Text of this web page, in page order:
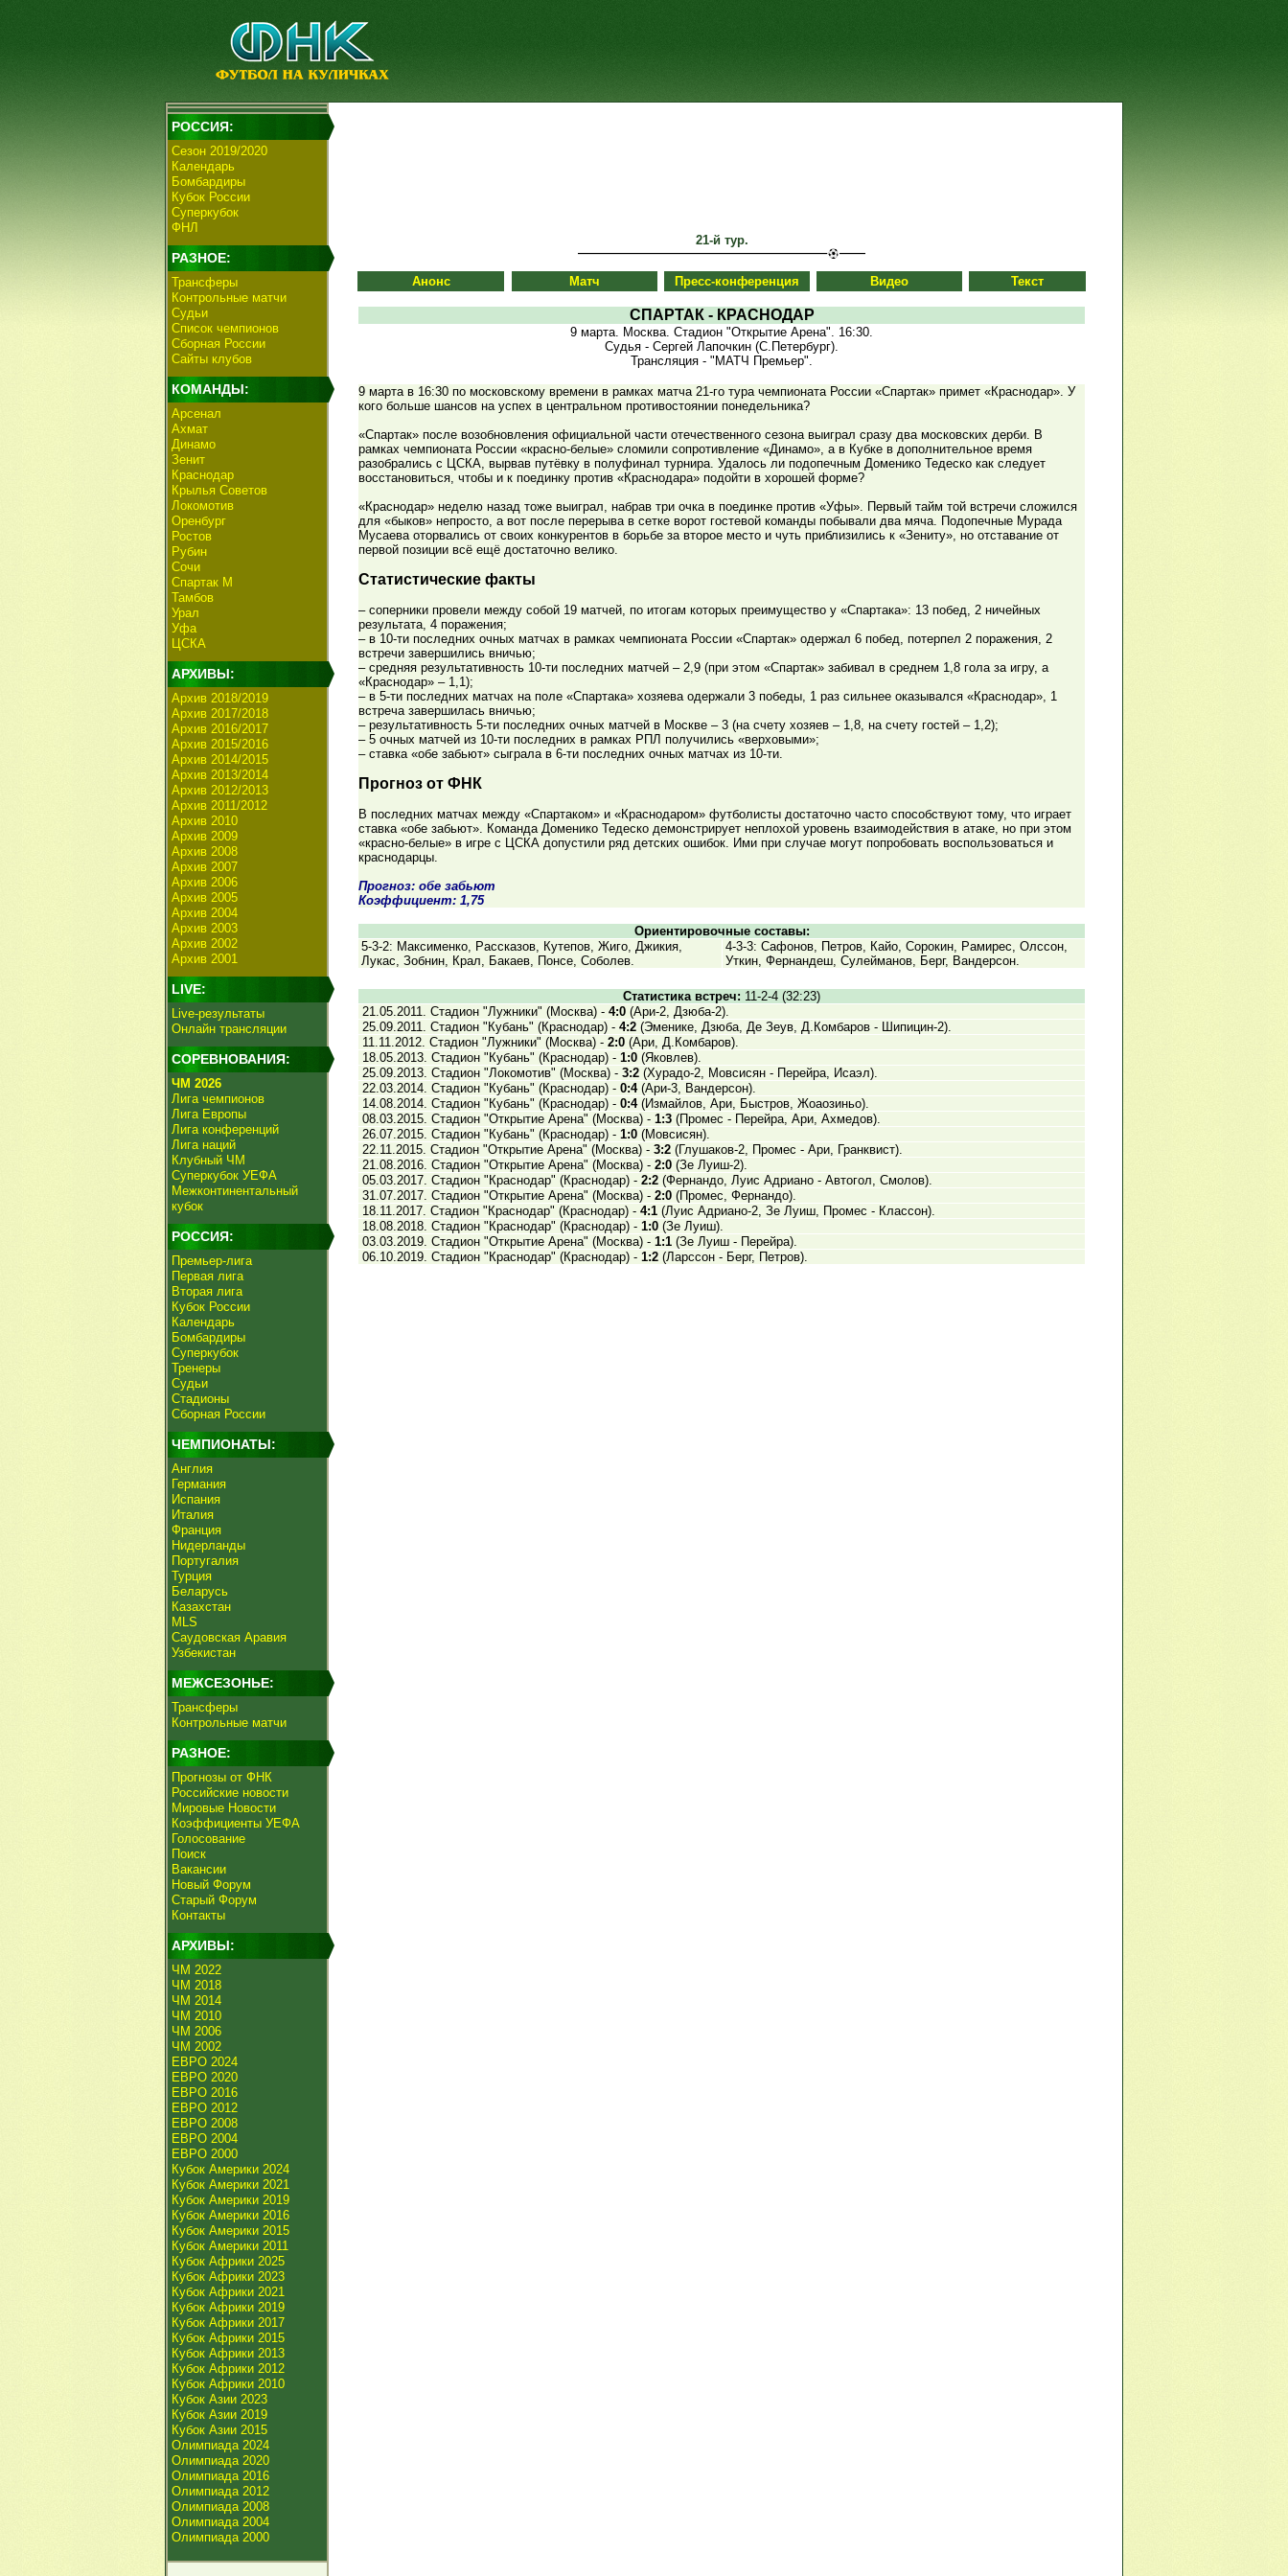
РОССИЯ:
Сезон 2019/2020
Календарь
Бомбардиры
Кубок России
Суперкубок
ФНЛ
РАЗНОЕ:
Трансферы
Контрольные матчи
Судьи
Список чемпионов
Сборная России
Сайты клубов
КОМАНДЫ:
Арсенал
Ахмат
Динамо
Зенит
Краснодар
Крылья Советов
Локомотив
Оренбург
Ростов
Рубин
Сочи
Спартак М
Тамбов
Урал
Уфа
ЦСКА
АРХИВЫ:
Архив 2018/2019
Архив 2017/2018
Архив 2016/2017
Архив 2015/2016
Архив 2014/2015
Архив 2013/2014
Архив 2012/2013
Архив 2011/2012
Архив 2010
Архив 2009
Архив 2008
Архив 2007
Архив 2006
Архив 2005
Архив 2004
Архив 2003
Архив 2002
Архив 2001
LIVE:
Live-результаты
Онлайн трансляции
СОРЕВНОВАНИЯ:
ЧМ 2026
Лига чемпионов
Лига Европы
Лига конференций
Лига наций
Клубный ЧМ
Суперкубок УЕФА
Межконтинентальный
кубок
РОССИЯ:
Премьер-лига
Первая лига
Вторая лига
Кубок России
Календарь
Бомбардиры
Суперкубок
Тренеры
Судьи
Стадионы
Сборная России
ЧЕМПИОНАТЫ:
Англия
Германия
Испания
Италия
Франция
Нидерланды
Португалия
Турция
Беларусь
Казахстан
MLS
Саудовская Аравия
Узбекистан
МЕЖСЕЗОНЬЕ:
Трансферы
Контрольные матчи
РАЗНОЕ:
Прогнозы от ФНК
Российские новости
Мировые Новости
Коэффициенты УЕФА
Голосование
Поиск
Вакансии
Новый Форум
Старый Форум
Контакты
АРХИВЫ:
ЧМ 2022
ЧМ 2018
ЧМ 2014
ЧМ 2010
ЧМ 2006
ЧМ 2002
ЕВРО 2024
ЕВРО 2020
ЕВРО 2016
ЕВРО 2012
ЕВРО 2008
ЕВРО 2004
ЕВРО 2000
Кубок Америки 2024
Кубок Америки 2021
Кубок Америки 2019
Кубок Америки 2016
Кубок Америки 2015
Кубок Америки 2011
Кубок Африки 2025
Кубок Африки 2023
Кубок Африки 2021
Кубок Африки 2019
Кубок Африки 2017
Кубок Африки 2015
Кубок Африки 2013
Кубок Африки 2012
Кубок Африки 2010
Кубок Азии 2023
Кубок Азии 2019
Кубок Азии 2015
Олимпиада 2024
Олимпиада 2020
Олимпиада 2016
Олимпиада 2012
Олимпиада 2008
Олимпиада 2004
Олимпиада 2000
21-й тур.
Анонс Матч Пресс-конференция Видео Текст
СПАРТАК - КРАСНОДАР
9 марта. Москва. Стадион "Открытие Арена". 16:30.
Судья - Сергей Лапочкин (С.Петербург).
Трансляция - "МАТЧ Премьер".
9 марта в 16:30 по московскому времени в рамках матча 21-го тура чемпионата России «Спартак» примет «Краснодар». У
кого больше шансов на успех в центральном противостоянии понедельника?
«Спартак» после возобновления официальной части отечественного сезона выиграл сразу два московских дерби. В
рамках чемпионата России «красно-белые» сломили сопротивление «Динамо», а в Кубке в дополнительное время
разобрались с ЦСКА, вырвав путёвку в полуфинал турнира. Удалось ли подопечным Доменико Тедеско как следует
восстановиться, чтобы и к поединку против «Краснодара» подойти в хорошей форме?
«Краснодар» неделю назад тоже выиграл, набрав три очка в поединке против «Уфы». Первый тайм той встречи сложился
для «быков» непросто, а вот после перерыва в сетке ворот гостевой команды побывали два мяча. Подопечные Мурада
Мусаева оторвались от своих конкурентов в борьбе за второе место и чуть приблизились к «Зениту», но отставание от
первой позиции всё ещё достаточно велико.
Статистические факты
– соперники провели между собой 19 матчей, по итогам которых преимущество у «Спартака»: 13 побед, 2 ничейных
результата, 4 поражения;
– в 10-ти последних очных матчах в рамках чемпионата России «Спартак» одержал 6 побед, потерпел 2 поражения, 2
встречи завершились вничью;
– средняя результативность 10-ти последних матчей – 2,9 (при этом «Спартак» забивал в среднем 1,8 гола за игру, а
«Краснодар» – 1,1);
– в 5-ти последних матчах на поле «Спартака» хозяева одержали 3 победы, 1 раз сильнее оказывался «Краснодар», 1
встреча завершилась вничью;
– результативность 5-ти последних очных матчей в Москве – 3 (на счету хозяев – 1,8, на счету гостей – 1,2);
– 5 очных матчей из 10-ти последних в рамках РПЛ получились «верховыми»;
– ставка «обе забьют» сыграла в 6-ти последних очных матчах из 10-ти.
Прогноз от ФНК
В последних матчах между «Спартаком» и «Краснодаром» футболисты достаточно часто способствуют тому, что играет
ставка «обе забьют». Команда Доменико Тедеско демонстрирует неплохой уровень взаимодействия в атаке, но при этом
«красно-белые» в игре с ЦСКА допустили ряд детских ошибок. Ими при случае могут попробовать воспользоваться и
краснодарцы.
Прогноз: обе забьют
Коэффициент: 1,75
Ориентировочные составы:
5-3-2: Максименко, Рассказов, Кутепов, Жиго, Джикия,
Лукас, Зобнин, Крал, Бакаев, Понсе, Соболев.
4-3-3: Сафонов, Петров, Кайо, Сорокин, Рамирес, Олссон,
Уткин, Фернандеш, Сулейманов, Берг, Вандерсон.
Статистика встреч: 11-2-4 (32:23)
21.05.2011. Стадион "Лужники" (Москва) - 4:0 (Ари-2, Дзюба-2).
25.09.2011. Стадион "Кубань" (Краснодар) - 4:2 (Эменике, Дзюба, Де Зеув, Д.Комбаров - Шипицин-2).
11.11.2012. Стадион "Лужники" (Москва) - 2:0 (Ари, Д.Комбаров).
18.05.2013. Стадион "Кубань" (Краснодар) - 1:0 (Яковлев).
25.09.2013. Стадион "Локомотив" (Москва) - 3:2 (Хурадо-2, Мовсисян - Перейра, Исаэл).
22.03.2014. Стадион "Кубань" (Краснодар) - 0:4(Ари-3, Вандерсон).
14.08.2014. Стадион "Кубань" (Краснодар) - 0:4(Измайлов, Ари, Быстров, Жоаозиньо).
08.03.2015. Стадион "Открытие Арена" (Москва) - 1:3 (Промес - Перейра, Ари, Ахмедов).
26.07.2015. Стадион "Кубань" (Краснодар) - 1:0 (Мовсисян).
22.11.2015. Стадион "Открытие Арена" (Москва) - 3:2 (Глушаков-2, Промес - Ари, Гранквист).
21.08.2016. Стадион "Открытие Арена" (Москва) - 2:0 (Зе Луиш-2).
05.03.2017. Стадион "Краснодар" (Краснодар) - 2:2 (Фернандо, Луис Адриано - Автогол, Смолов).
31.07.2017. Стадион "Открытие Арена" (Москва) - 2:0 (Промес, Фернандо).
18.11.2017. Стадион "Краснодар" (Краснодар) - 4:1 (Луис Адриано-2, Зе Луиш, Промес - Классон).
18.08.2018. Стадион "Краснодар" (Краснодар) - 1:0 (Зе Луиш).
03.03.2019. Стадион "Открытие Арена" (Москва) - 1:1 (Зе Луиш - Перейра).
06.10.2019. Стадион "Краснодар" (Краснодар) - 1:2 (Ларссон - Берг, Петров).